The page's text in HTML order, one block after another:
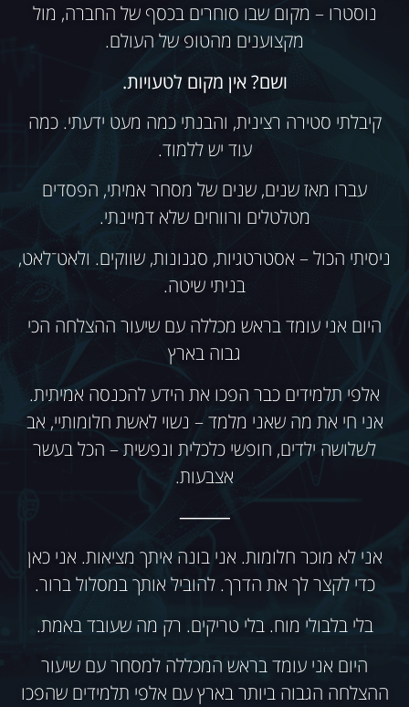
נוסטרו – מקום שבו סוחרים בכסף של החברה, מול
מקצוענים מהטופ של העולם.
ושם? אין מקום לטעויות.
קיבלתי סטירה רצינית, והבנתי כמה מעט ידעתי. כמה
עוד יש ללמוד.
עברו מאז שנים, שנים של מסחר אמיתי, הפסדים
מטלטלים ורווחים שלא דמיינתי.
ניסיתי הכול – אסטרטגיות, סגנונות, שווקים. ולאט־לאט,
בניתי שיטה.
היום אני עומד בראש מכללה עם שיעור ההצלחה הכי
גבוה בארץ
אלפי תלמידים כבר הפכו את הידע להכנסה אמיתית.
אני חי את מה שאני מלמד – נשוי לאשת חלומותיי, אב
לשלושה ילדים, חופשי כלכלית ונפשית – הכל בעשר
אצבעות.
⸻
אני לא מוכר חלומות. אני בונה איתך מציאות. אני כאן
כדי לקצר לך את הדרך. להוביל אותך במסלול ברור.
בלי בלבולי מוח. בלי טריקים. רק מה שעובד באמת.
היום אני עומד בראש המכללה למסחר עם שיעור
ההצלחה הגבוה ביותר בארץ עם אלפי תלמידים שהפכו